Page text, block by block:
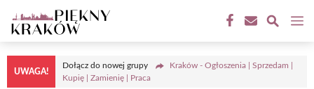
do
treści
UWAGA!
Dołącz do nowej grupy
Kraków - Ogłoszenia | Sprzedam |
Kupię | Zamienię | Praca